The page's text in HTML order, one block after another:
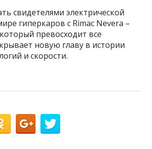
свидетелями электрической
гиперкаров с Rimac Nevera –
превосходит все
новую главу в истории
и скорости.